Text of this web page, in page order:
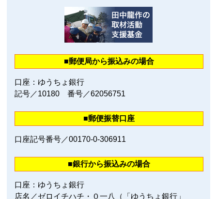
■郵便局から振込みの場合
口座：ゆうちょ銀行
記号／10180 番号／62056751
■郵便振替口座
口座記号番号／00170‐0‐306911
■銀行から振込みの場合
口座：ゆうちょ銀行
店名／ゼロイチハチ・０一八（「ゆうちょ銀行」